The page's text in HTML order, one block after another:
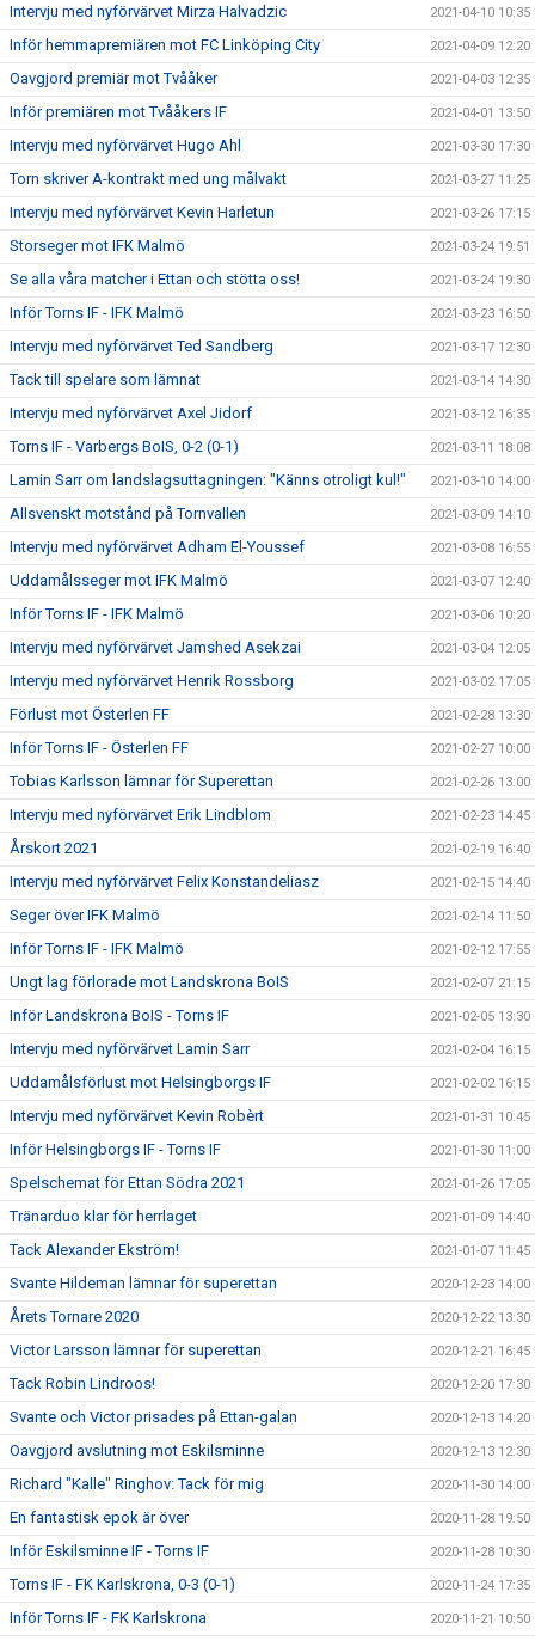
Intervju med nyförvärvet Mirza Halvadzic 2021-04-10 10:35
Inför hemmapremiären mot FC Linköping City 2021-04-09 12:20
Oavgjord premiär mot Tvååker 2021-04-03 12:35
Inför premiären mot Tvååkers IF 2021-04-01 13:50
Intervju med nyförvärvet Hugo Ahl 2021-03-30 17:30
Torn skriver A-kontrakt med ung målvakt 2021-03-27 11:25
Intervju med nyförvärvet Kevin Harletun 2021-03-26 17:15
Storseger mot IFK Malmö 2021-03-24 19:51
Se alla våra matcher i Ettan och stötta oss! 2021-03-24 19:30
Inför Torns IF - IFK Malmö 2021-03-23 16:50
Intervju med nyförvärvet Ted Sandberg 2021-03-17 12:30
Tack till spelare som lämnat 2021-03-14 14:30
Intervju med nyförvärvet Axel Jidorf 2021-03-12 16:35
Torns IF - Varbergs BoIS, 0-2 (0-1) 2021-03-11 18:08
Lamin Sarr om landslagsuttagningen: "Känns otroligt kul!" 2021-03-10 14:00
Allsvenskt motstånd på Tornvallen 2021-03-09 14:10
Intervju med nyförvärvet Adham El-Youssef 2021-03-08 16:55
Uddamålsseger mot IFK Malmö 2021-03-07 12:40
Inför Torns IF - IFK Malmö 2021-03-06 10:20
Intervju med nyförvärvet Jamshed Asekzai 2021-03-04 12:05
Intervju med nyförvärvet Henrik Rossborg 2021-03-02 17:05
Förlust mot Österlen FF 2021-02-28 13:30
Inför Torns IF - Österlen FF 2021-02-27 10:00
Tobias Karlsson lämnar för Superettan 2021-02-26 13:00
Intervju med nyförvärvet Erik Lindblom 2021-02-23 14:45
Årskort 2021 2021-02-19 16:40
Intervju med nyförvärvet Felix Konstandeliasz 2021-02-15 14:40
Seger över IFK Malmö 2021-02-14 11:50
Inför Torns IF - IFK Malmö 2021-02-12 17:55
Ungt lag förlorade mot Landskrona BoIS 2021-02-07 21:15
Inför Landskrona BoIS - Torns IF 2021-02-05 13:30
Intervju med nyförvärvet Lamin Sarr 2021-02-04 16:15
Uddamålsförlust mot Helsingborgs IF 2021-02-02 16:15
Intervju med nyförvärvet Kevin Robèrt 2021-01-31 10:45
Inför Helsingborgs IF - Torns IF 2021-01-30 11:00
Spelschemat för Ettan Södra 2021 2021-01-26 17:05
Tränarduo klar för herrlaget 2021-01-09 14:40
Tack Alexander Ekström! 2021-01-07 11:45
Svante Hildeman lämnar för superettan 2020-12-23 14:00
Årets Tornare 2020 2020-12-22 13:30
Victor Larsson lämnar för superettan 2020-12-21 16:45
Tack Robin Lindroos! 2020-12-20 17:30
Svante och Victor prisades på Ettan-galan 2020-12-13 14:20
Oavgjord avslutning mot Eskilsminne 2020-12-13 12:30
Richard "Kalle" Ringhov: Tack för mig 2020-11-30 14:00
En fantastisk epok är över 2020-11-28 19:50
Inför Eskilsminne IF - Torns IF 2020-11-28 10:30
Torns IF - FK Karlskrona, 0-3 (0-1) 2020-11-24 17:35
Inför Torns IF - FK Karlskrona 2020-11-21 10:50